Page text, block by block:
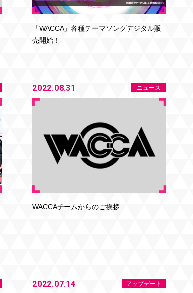
「WACCA」各種テーマソングデジタル販
売開始！
2022.08.31 ニュース
WACCAチームからのご挨拶
2022.07.14 アップデート